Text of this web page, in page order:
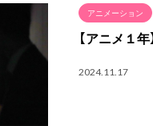
アニメーション
【アニメ１
2024.11.17